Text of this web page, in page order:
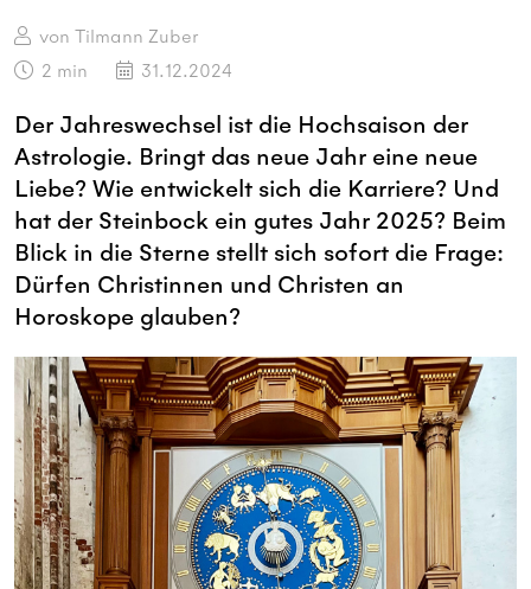
von Tilmann Zuber
2 min 31.12.2024
Der Jahreswechsel ist die Hochsaison der
Astrologie. Bringt das neue Jahr eine neue
Liebe? Wie entwickelt sich die Karriere? Und
hat der Steinbock ein gutes Jahr 2025? Beim
Blick in die Sterne stellt sich sofort die Frage:
Dürfen Christinnen und Christen an
Horoskope glauben?